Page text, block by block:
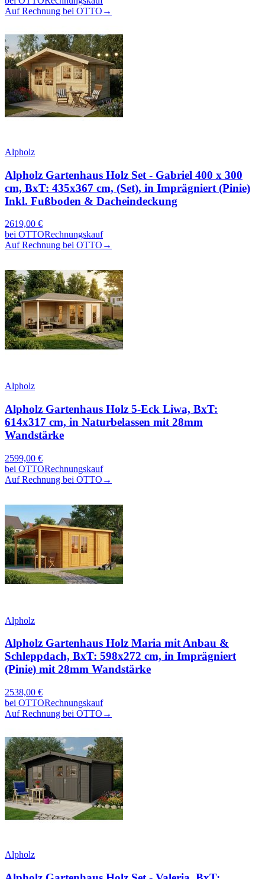
Auf Rechnung bei OTTO →
Alpholz
Alpholz Gartenhaus Holz Set - Gabriel 400 x 300
cm, BxT: 435x367 cm, (Set), in Imprägniert (Pinie)
Inkl. Fußboden & Dacheindeckung
2619,00 €
bei OTTORechnungskauf
Auf Rechnung bei OTTO →
Alpholz
Alpholz Gartenhaus Holz 5-Eck Liwa, BxT:
614x317 cm, in Naturbelassen mit 28mm
Wandstärke
2599,00 €
bei OTTORechnungskauf
Auf Rechnung bei OTTO →
Alpholz
Alpholz Gartenhaus Holz Maria mit Anbau &
Schleppdach, BxT: 598x272 cm, in Imprägniert
(Pinie) mit 28mm Wandstärke
2538,00 €
bei OTTORechnungskauf
Auf Rechnung bei OTTO →
Alpholz